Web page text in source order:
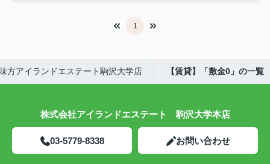
1
方アイランドエステート駒沢大学店 【賃貸】「敷金0」の一覧
株式会社アイランドエステート 駒沢大学本店
03-5779-8338 お問い合わせ